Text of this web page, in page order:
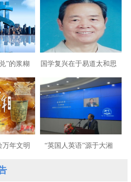
化”是中华伏羲文化的结晶
”的浆糊 国学复兴在于易道太和思
想的现代化与全球化
万年文明
史辨”将
“英国人英语”源于大湘